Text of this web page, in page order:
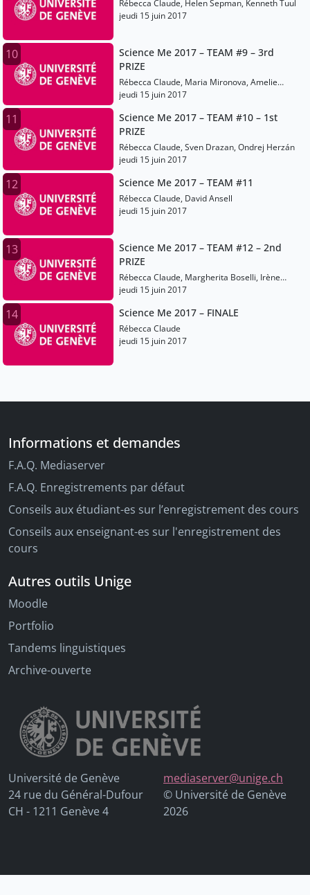
Rébecca Claude, Helen Sepman, Kenneth Tuul
jeudi 15 juin 2017
10
Science Me 2017 – TEAM #9 – 3rd
PRIZE
Rébecca Claude, Maria Mironova, Amelie
Schulte
jeudi 15 juin 2017
11
Science Me 2017 – TEAM #10 – 1st
PRIZE
Rébecca Claude, Sven Drazan, Ondrej Herzán
jeudi 15 juin 2017
12 Science Me 2017 – TEAM #11
Rébecca Claude, David Ansell
jeudi 15 juin 2017
13
Science Me 2017 – TEAM #12 – 2nd
PRIZE
Rébecca Claude, Margherita Boselli, Irène
Cucchi
jeudi 15 juin 2017
14 Science Me 2017 – FINALE
Rébecca Claude
jeudi 15 juin 2017
Informations et demandes
F.A.Q. Mediaserver
F.A.Q. Enregistrements par défaut
Conseils aux étudiant-es sur l’enregistrement des cours
Conseils aux enseignant-es sur l'enregistrement des
cours
Autres outils Unige
Moodle
Portfolio
Tandems linguistiques
Archive-ouverte
Université de Genève
24 rue du Général-Dufour
CH - 1211 Genève 4
mediaserver@unige.ch
© Université de Genève
2026